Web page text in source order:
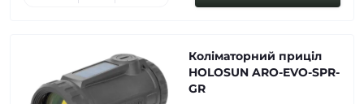
Коліматорний приціл
HOLOSUN ARO-EVO-SPR-
GR